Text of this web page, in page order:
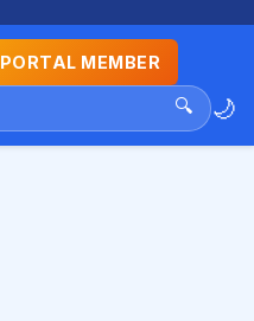
PORTAL MEMBER
🔍 🌙